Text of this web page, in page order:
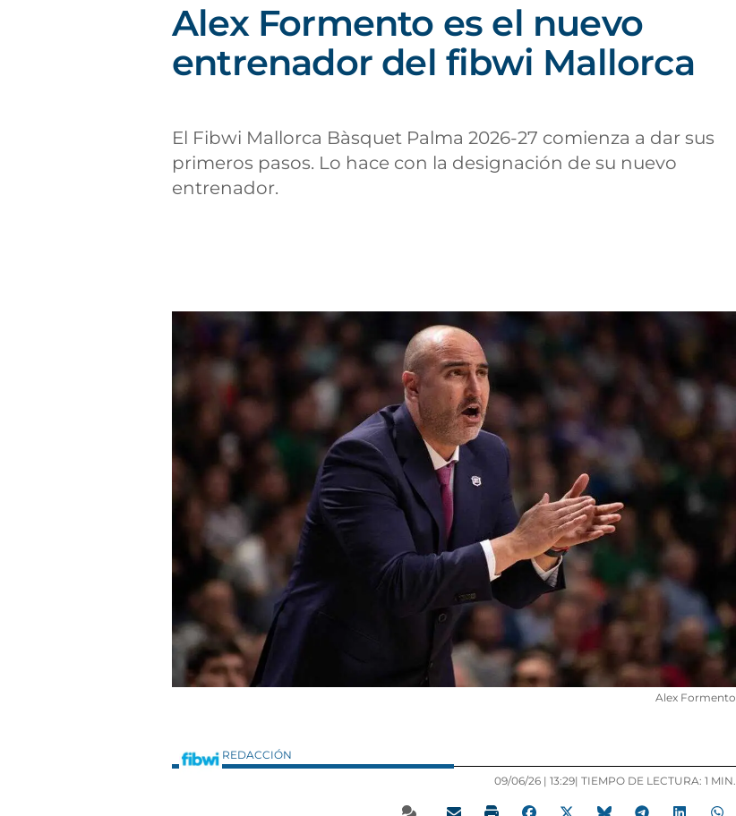
Alex Formento es el nuevo
entrenador del fibwi Mallorca
El Fibwi Mallorca Bàsquet Palma 2026-27 comienza a dar sus
primeros pasos. Lo hace con la designación de su nuevo
entrenador.
Alex Formento
REDACCIÓN
09/06/26 | 13:29| TIEMPO DE LECTURA: 1 MIN.